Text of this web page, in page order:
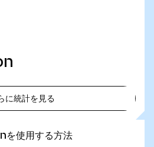
に統計を見る
使用する方法